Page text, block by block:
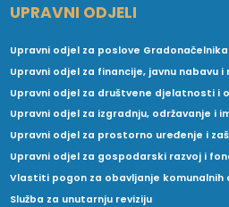
UPRAVNI ODJELI
Upravni odjel za poslove
Upravni odjel za financije, javnu nabavu
Upravni odjel za društvene djelatnosti i
Upravni odjel za izgradnju, održavanje i
Upravni odjel za prostorno uređenje i
Upravni odjel za gospodarski razvoj i
Vlastiti pogon za obavljanje
Služba za unutarnju reviziju